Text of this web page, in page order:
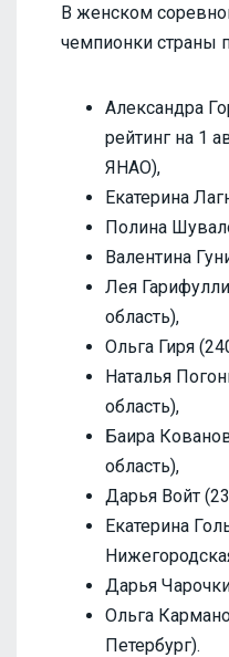
В женском
чемпионки страны
Александра
рейтинг на 1
ЯНАО),
Екатерина
Полина
Валентина
Лея
область),
Ольга Гиря
Наталья
область),
Баира
область),
Дарья Войт
Екатерина
Дарья
Ольга
Петербург).